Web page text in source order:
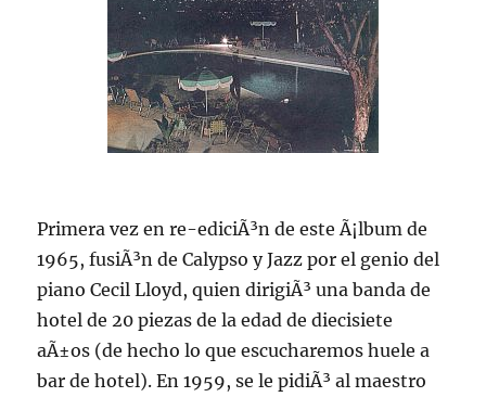
Primera vez en re-ediciÃ³n de este Ã¡lbum de
1965, fusiÃ³n de Calypso y Jazz por el genio del
piano Cecil Lloyd, quien dirigiÃ³ una banda de
hotel de 20 piezas de la edad de diecisiete
aÃ±os (de hecho lo que escucharemos huele a
bar de hotel). En 1959, se le pidiÃ³ al maestro